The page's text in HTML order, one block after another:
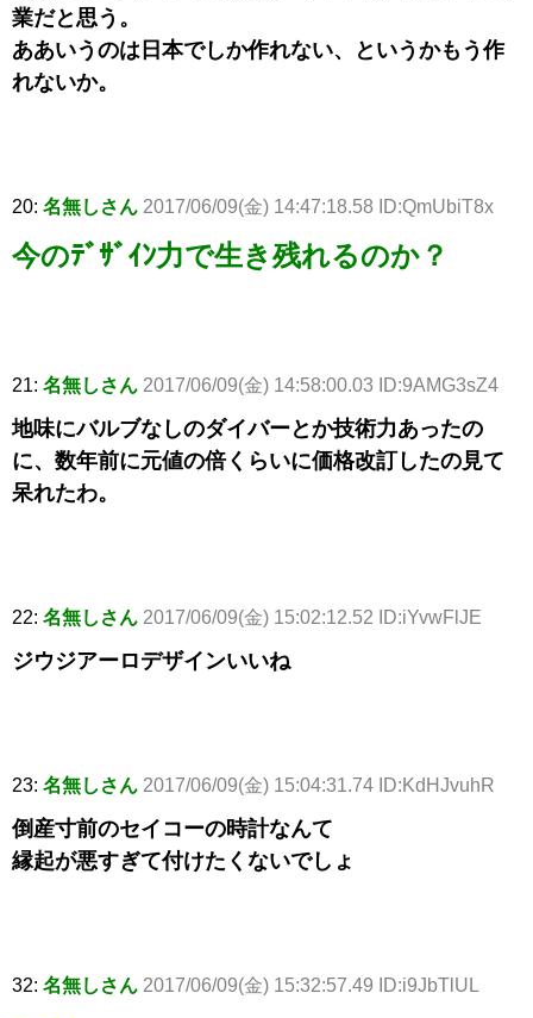
業だと思う。
ああいうのは日本でしか作れない、というかもう作
れないか。
20: 名無しさん 2017/06/09(金) 14:47:18.58 ID:QmUbiT8x
今のﾃﾞｻﾞｲﾝ力で生き残れるのか？
21: 名無しさん 2017/06/09(金) 14:58:00.03 ID:9AMG3sZ4
地味にバルブなしのダイバーとか技術力あったの
に、数年前に元値の倍くらいに価格改訂したの見て
呆れたわ。
22: 名無しさん 2017/06/09(金) 15:02:12.52 ID:iYvwFlJE
ジウジアーロデザインいいね
23: 名無しさん 2017/06/09(金) 15:04:31.74 ID:KdHJvuhR
倒産寸前のセイコーの時計なんて
縁起が悪すぎて付けたくないでしょ
32: 名無しさん 2017/06/09(金) 15:32:57.49 ID:i9JbTlUL